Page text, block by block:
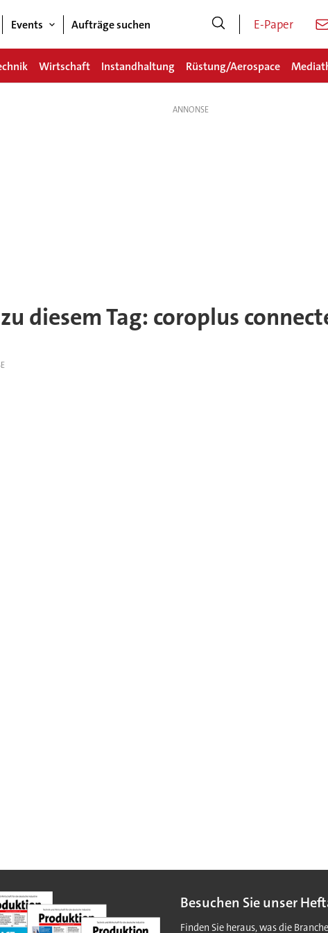
Events Aufträge suchen E-Paper
Wirtschaft Instandhaltung Rüstung/Aerospace
diesem Tag: coroplus
Besuchen Sie unser
Finden Sie heraus, was die